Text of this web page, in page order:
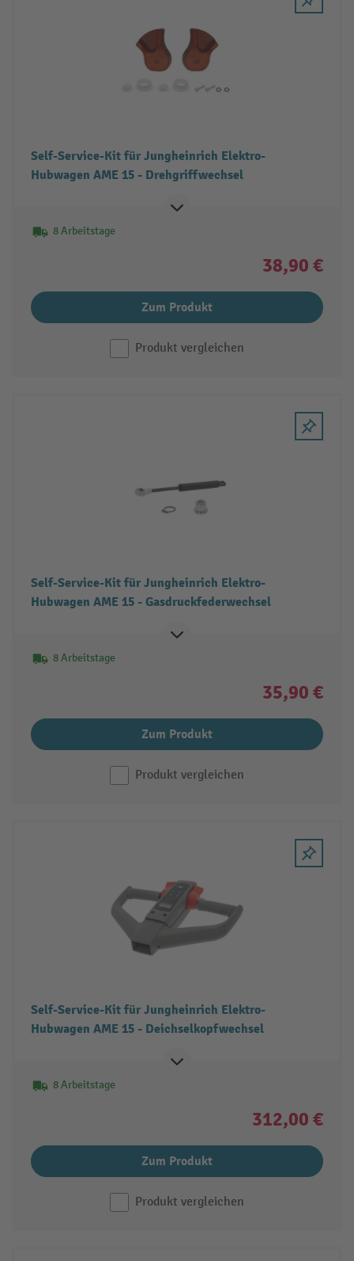
Self-Service-Kit für Jungheinrich Elektro-
Hubwagen AME 15 - Drehgriffwechsel
8 Arbeitstage
38,90 €
Zum Produkt
Produkt vergleichen
Self-Service-Kit für Jungheinrich Elektro-
Hubwagen AME 15 - Gasdruckfederwechsel
8 Arbeitstage
35,90 €
Zum Produkt
Produkt vergleichen
Self-Service-Kit für Jungheinrich Elektro-
Hubwagen AME 15 - Deichselkopfwechsel
8 Arbeitstage
312,00 €
Zum Produkt
Produkt vergleichen